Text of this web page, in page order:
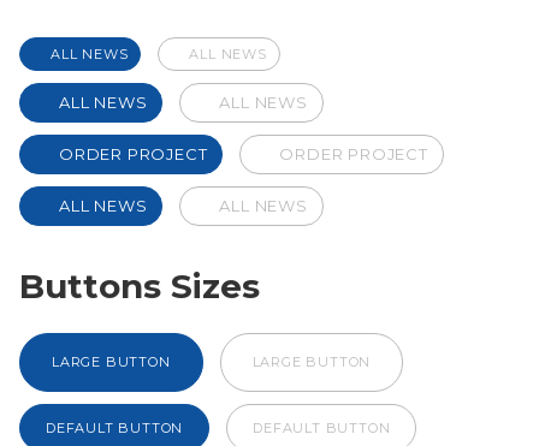
ALL NEWS ALL NEWS
ALL NEWS ALL NEWS
ORDER PROJECT ORDER PROJECT
ALL NEWS ALL NEWS
Buttons Sizes
LARGE BUTTON LARGE BUTTON
DEFAULT BUTTON DEFAULT BUTTON